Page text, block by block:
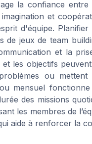
la confiance entre
et
d'équipe.
de jeux de team
et la
et les objectifs
ou
mensuel
des missions
les membres de
aide à renforcer la